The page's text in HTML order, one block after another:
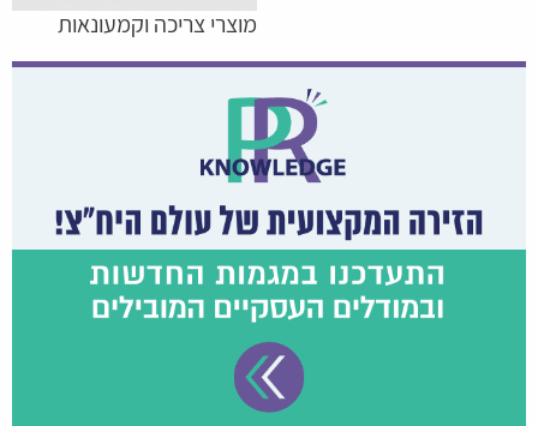
מוצרי צריכה וקמעונאות